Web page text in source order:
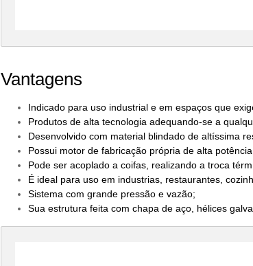
Vantagens
Indicado para uso industrial e em espaços que
Produtos de alta tecnologia adequando-se a
Desenvolvido com material blindado de altíssima
Possui motor de fabricação própria de alta
Pode ser acoplado a coifas, realizando a troca
É ideal para uso em industrias, restaurantes,
Sistema com grande pressão e vazão;
Sua estrutura feita com chapa de aço, hélices